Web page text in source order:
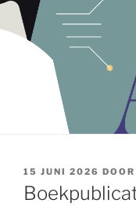
GEPLAATST
OP
15 JUNI 2026 DOOR